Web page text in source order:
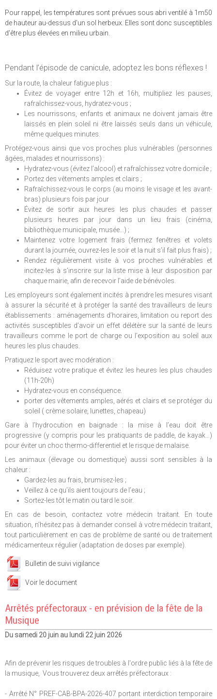
Pour rappel, les températures sont prévues sous abri ventilé à 1m50
de hauteur au-dessus d'un sol herbeux. Elles sont donc susceptibles
d'être plus élevées en milieu urbain.
Pendant l’épisode de canicule, adoptez les bons réflexes !
Sur la route, la chaleur fatigue plus :
Évitez de voyager entre 12h et 16h, multipliez les pauses,
rafraîchissez-vous, hydratez-vous ;
Les nourrissons, enfants et animaux ne doivent jamais être
laissés en plein soleil ni être laissés seuls dans un véhicule,
même quelques minutes.
Protégez-vous ainsi que vos proches plus vulnérables (personnes
âgées, malades et nourrissons) :
Hydratez-vous (évitez l’alcool) et rafraîchissez votre domicile ;
Portez des vêtements amples et clairs ;
Rafraîchissez-vous le corps (au moins le visage et les avant-
bras) plusieurs fois par jour
Évitez de sortir aux heures les plus chaudes et passer
plusieurs heures par jour dans un lieu frais (cinéma,
bibliothèque municipale, musée...) ;
Maintenez votre logement frais (fermez fenêtres et volets
durant la journée, ouvrez-les le soir et la nuit s’il fait plus frais) ;
Rendez régulièrement visite à vos proches vulnérables et
incitez-les à s’inscrire sur la liste mise à leur disposition par
chaque mairie, afin de recevoir l’aide de bénévoles.
Les employeurs sont également incités à prendre les mesures visant
à assurer la sécurité et à protéger la santé des travailleurs de leurs
établissements : aménagements d’horaires, limitation ou report des
activités susceptibles d’avoir un effet délétère sur la santé de leurs
travailleurs comme le port de charge ou l’exposition au soleil aux
heures les plus chaudes.
Pratiquez le sport avec modération :
Réduisez votre pratique et évitez les heures les plus chaudes
(11h-20h)
Hydratez-vous en conséquence.
porter des vêtements amples, aérés et clairs et se protéger du
soleil ( crème solaire, lunettes, chapeau)
Gare à l’hydrocution en baignade : la mise à l’eau doit être
progressive (y compris pour les pratiquants de paddle, de kayak…)
pour éviter un choc thermo-differentiel et le risque de malaise.
Les animaux (élevage ou domestique) aussi sont sensibles à la
chaleur :
Gardez-les au frais, brumisez-les ;
Veillez à ce qu’ils aient toujours de l’eau ;
Sortez-les tôt le matin ou tard le soir.
En cas de besoin, contactez votre médecin traitant. En toute
situation, n’hésitez pas à demander conseil à votre médecin traitant,
tout particulièrement en cas de problème de santé ou de traitement
médicamenteux régulier (adaptation de doses par exemple).
Bulletin de suivi vigilance
Voir le document
Arrêtés préfectoraux - en prévision de la fête de la
Musique
Du samedi 20 juin au lundi 22 juin 2026
Afin de prévenir les risques de troubles à l'ordre public liés à la fête de
la musique, Vous trouverez deux arrêtés préfectoraux :
- Arrêté N° PREF-CAB-BPA-2026-407 portant interdiction temporaire